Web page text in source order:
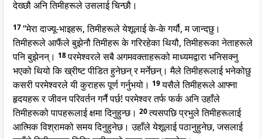
देख्छौ अनि तिमीहरूले उसलाई चिन्छौ।
17“मेरा दाज्यू-भाइहरू, तिमीहरूले येशूलाई के-के गर्यौ, म जान्दछु।
तिमीहरूले आफैंले बुझेनौ तिमीहरू के गरिरहेका थियौ, तिमीहरूका नेताहरूले
पनि बुझेनन्। 18परमेश्वरले सबै अगमवक्ताहरूको माध्यमद्वारा भनिसक्नु
भएको थियो कि ख्रीष्ट पीडित हुनेछन् र मर्नेछन्। मैले तिमीहरूलाई भनेकोछु
कसरी परमेश्वरले यी कुराहरू पूर्ण गर्नुभयो। 19यसैले तिमीहरूले आफ्ना
हृदयहरू र जीवन परिवर्तन गर्नै पर्छ! परमेश्वर तर्फ फर्क अनि उहाँले
तिमीहरूको पापहरूलाई क्षमा दिनुहुन्छ। 20त्यसपछि प्रभुले तिमीहरूलाई
आत्मिक विश्रामको समय दिनुहुनेछ। उहाँले येशूलाई पठानुहुनेछ, जसलाई